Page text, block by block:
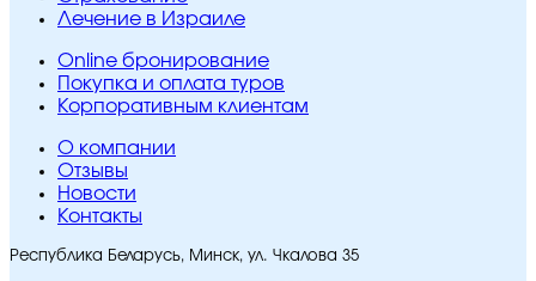
Лечение в Израиле
Online бронирование
Покупка и оплата туров
Корпоративным клиентам
O компании
Отзывы
Новости
Контакты
Республика Беларусь, Минск, ул. Чкалова 35